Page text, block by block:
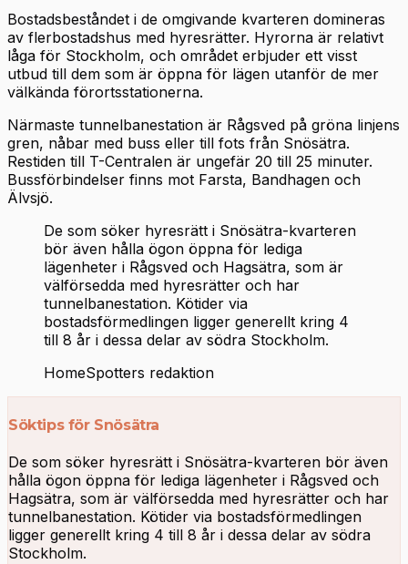
Bostadsbeståndet i de omgivande kvarteren domineras
av flerbostadshus med hyresrätter. Hyrorna är relativt
låga för Stockholm, och området erbjuder ett visst
utbud till dem som är öppna för lägen utanför de mer
välkända förortsstationerna.
Närmaste tunnelbanestation är Rågsved på gröna linjens
gren, nåbar med buss eller till fots från Snösätra.
Restiden till T-Centralen är ungefär 20 till 25 minuter.
Bussförbindelser finns mot Farsta, Bandhagen och
Älvsjö.
De som söker hyresrätt i Snösätra-kvarteren
bör även hålla ögon öppna för lediga
lägenheter i Rågsved och Hagsätra, som är
välförsedda med hyresrätter och har
tunnelbanestation. Kötider via
bostadsförmedlingen ligger generellt kring 4
till 8 år i dessa delar av södra Stockholm.
HomeSpotters redaktion
Söktips för Snösätra
De som söker hyresrätt i Snösätra-kvarteren bör även
hålla ögon öppna för lediga lägenheter i Rågsved och
Hagsätra, som är välförsedda med hyresrätter och har
tunnelbanestation. Kötider via bostadsförmedlingen
ligger generellt kring 4 till 8 år i dessa delar av södra
Stockholm.